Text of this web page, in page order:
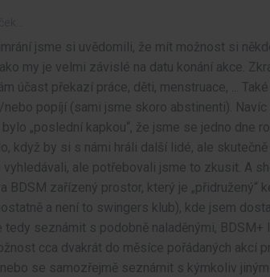
jsme si uvědomili, že mít možnost si
my je velmi závislé na datu konání akce.
účast překazí práce, děti, menstruace, ...
nebo popíjí (sami jsme skoro abstinenti).
„poslední kapkou“, že jsme se jedno dne
když by si s námi hráli další lidé, ale
vyhledávali, ale potřebovali jsme to zkusit. A
BDSM zařízený prostor, který je „přidružený“
a není to swingers klub), kde jsem
tedy seznámit s podobně naladěnými, BDSM+
cca dvakrát do měsíce pořádaných akcí
se samozřejmě seznámit s kýmkoliv